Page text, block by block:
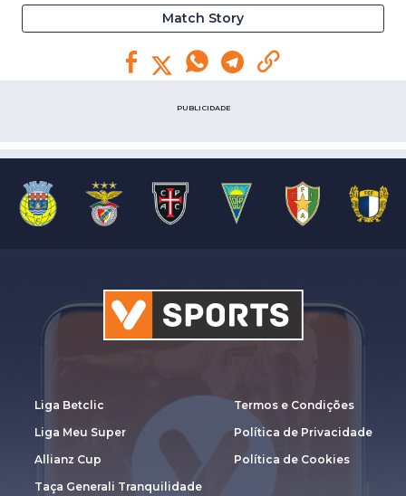
Match Story
PUBLICIDADE
Liga Betclic
Liga Meu Super
Allianz Cup
Taça Generali Tranquilidade
Termos e Condições
Política de Privacidade
Política de Cookies